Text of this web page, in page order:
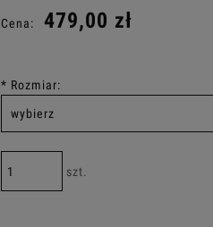
płatności
Cena: 479,00 zł
* Rozmiar:
szt.